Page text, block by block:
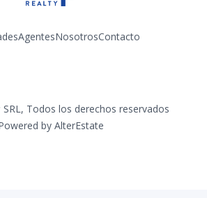
AgentesNosotrosContacto
SRL, Todos los derechos reservados
by AlterEstate